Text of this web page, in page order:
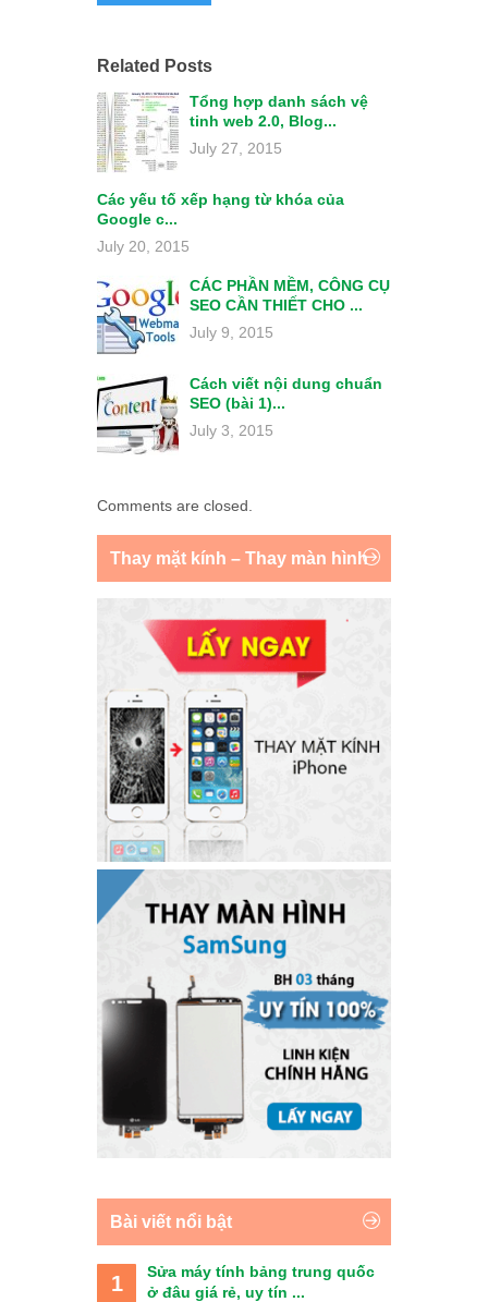
Related Posts
Tổng hợp danh sách vệ
tinh web 2.0, Blog...
July 27, 2015
Các yếu tố xếp hạng từ khóa của
Google c...
July 20, 2015
CÁC PHẦN MỀM, CÔNG CỤ
SEO CẦN THIẾT CHO ...
July 9, 2015
Cách viết nội dung chuẩn
SEO (bài 1)...
July 3, 2015
Comments are closed.
Thay mặt kính – Thay màn hình
Bài viết nổi bật
1
Sửa máy tính bảng trung quốc
ở đâu giá rẻ, uy tín ...